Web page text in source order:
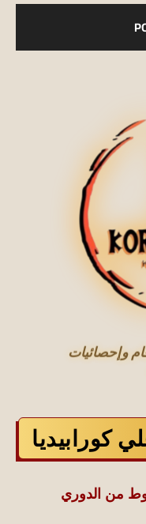
وإحصائيات
كورابيديا
الهبوط من الدوري